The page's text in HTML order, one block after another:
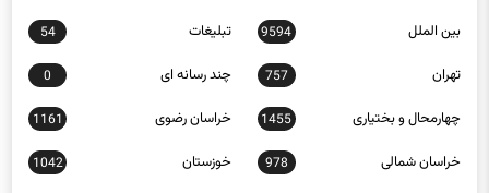
بین الملل 9594 تبلیغات 54
تهران 757 چند رسانه ای 0
چهارمحال و بختیاری 1455 خراسان رضوی 1161
خراسان شمالی 978 خوزستان 1042